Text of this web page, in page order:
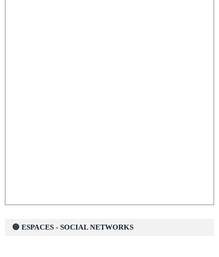
🔵 ESPACES - SOCIAL NETWORKS